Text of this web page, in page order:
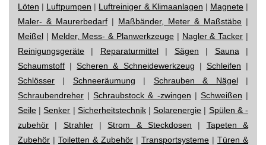
Löten | Luftpumpen | Luftreiniger & Klimaanlagen | Magnete|
Maler- & Maurerbedarf | Maßbänder, Meter & Maßstäbe |
Meißel | Melder, Mess- & Planwerkzeuge | Nagler & Tacker |
Reinigungsgeräte | Reparaturmittel| Sägen | Sauna |
Schaumstoff |Scheren & Schneidewerkzeug | Schleifen |
Schlösser | Schneeräumung | Schrauben & Nägel|
Schraubendreher |Schraubstock & -zwingen | Schweißen |
Seile |Senker | Sicherheitstechnik|Solarenergie | Spülen & -
zubehör | Strahler|Strom & Steckdosen | Tapeten &
Zubehör | Toiletten & Zubehör | Transportsysteme | Türen &